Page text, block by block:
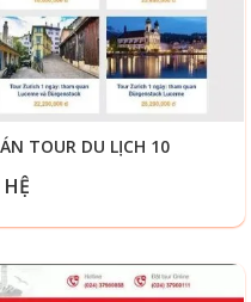
TOUR DU LỊCH 10
HỆ